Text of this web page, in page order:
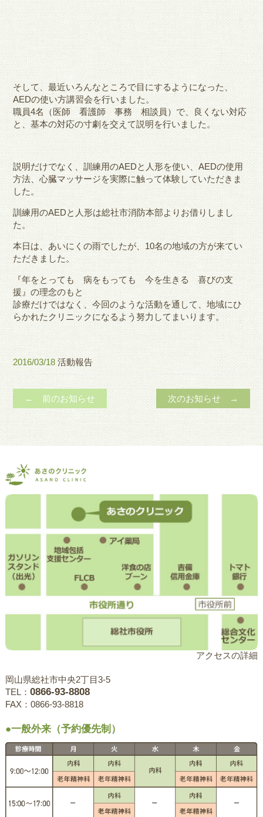
そして、最近いろんなところで目にするようになった、
AEDの使い方講習会を行いました。
職員4名（医師 看護師 事務 相談員）で、良くない対応
と、基本の対応の寸劇を交えて説明を行いました。
説明だけでなく、訓練用のAEDと人形を使い、AEDの使用
方法、心臓マッサージを実際に触って体験していただきま
した。
訓練用のAEDと人形は総社市消防本部よりお借りしまし
た。
本日は、あいにくの雨でしたが、10名の地域の方が来てい
ただきました。
『年をとっても 病をもっても 今を生きる 喜びの支
援』の理念のもと
診療だけではなく、今回のような活動を通して、地域にひ
らかれたクリニックになるよう努力してまいります。
2016/03/18活動報告
← 前のお知らせ 次のお知らせ →
アクセスの詳細
岡山県総社市中央2丁目3-5
TEL： 0866-93-8808
FAX：0866-93-8818
●一般外来（予約優先制）